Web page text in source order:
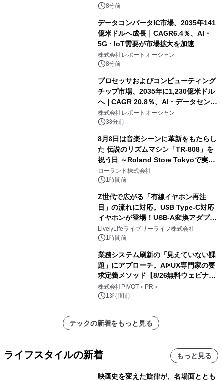
8分前
データコンバータIC市場、2035年141
億米ドルへ成長｜CAGR6.4％、AI・
5G・IoT需要が市場拡大を加速
株式会社レポートオーシャン
8分前
プロセッサおよびコンピューティング
チップ市場、2035年に1,230億米ドル
へ｜CAGR 20.8％、AI・データセンタ
ー需要が成長を牽引
株式会社レポートオーシャン
38分前
8月8日は音楽シーンに革新をもたらし
た 伝説のリズムマシン「TR-808」を
祝う日 ～Roland Store Tokyoで実機
を展示しての 記念キャンペーンを開
催 英国ラジオ「NTS」の 特別プログ
ラムや、「TR-808」を愛する伝説的
アーティストを フィーチャーしたアニ
メーションを公開～
ローランド株式会社
1時間前
Z世代で広がる「有線イヤホン再注
目」の流れに対応。USB Type-C対応
イヤホンが登場！USB-A変換アダプタ
ー付きでスマホからパソコンまで幅広
く活用可能
LivelyLifeライブリーライフ株式会社
1時間前
業務システム刷新の「見えていない課
題」にアプローチ。AI×UX専門家の要
求定義メソッド【8/26無料ウェビナ
ー】株式会社PIVOT
株式会社PIVOT＜PR＞
13時間前
テックの新着をもっと見る
ライフスタイルの新着 もっと見る
映画史を変えた旋律が、名場面ととも